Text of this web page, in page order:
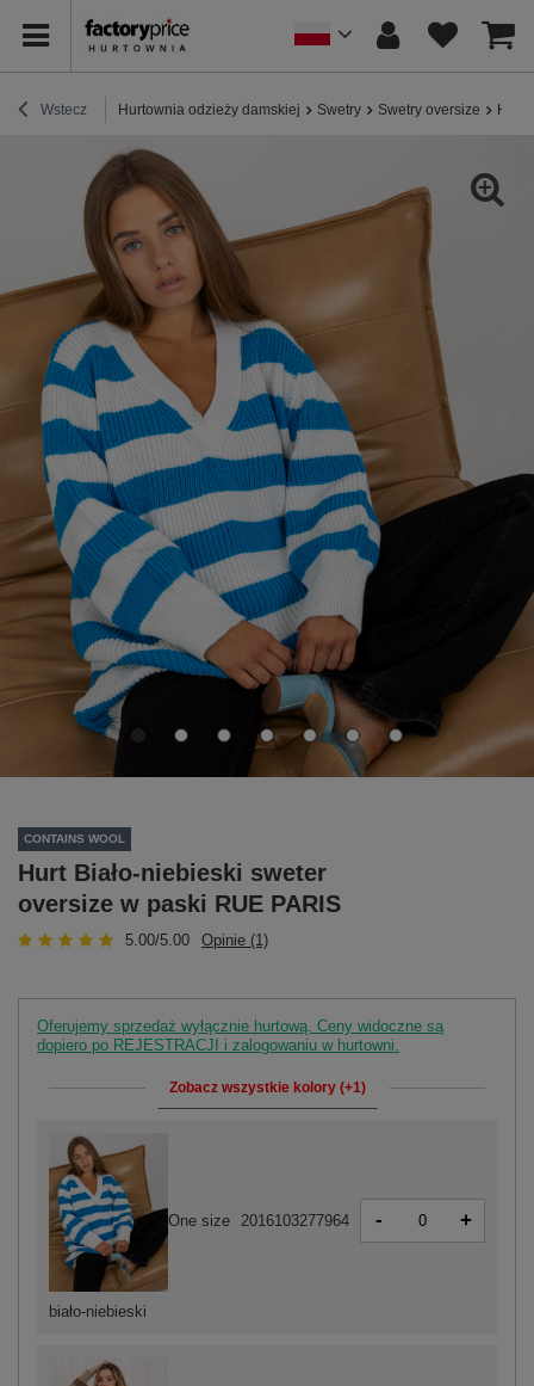
Wstecz Hurtownia odzieży damskiej Swetry Swetry oversize Hurt
CONTAINS WOOL
Hurt Biało-niebieski sweter
oversize w paski RUE PARIS
5.00/5.00 Opinie (1)
Oferujemy sprzedaż wyłącznie hurtową. Ceny widoczne są
dopiero po REJESTRACJI i zalogowaniu w hurtowni.
Zobacz wszystkie kolory (+1)
biało-niebieski
One size 2016103277964 - +